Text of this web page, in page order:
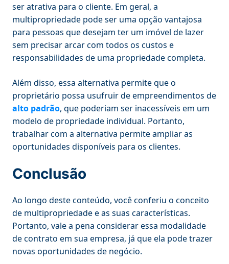
ser atrativa para o cliente. Em geral, a
multipropriedade pode ser uma opção vantajosa
para pessoas que desejam ter um imóvel de lazer
sem precisar arcar com todos os custos e
responsabilidades de uma propriedade completa.
Além disso, essa alternativa permite que o
proprietário possa usufruir de empreendimentos de
alto padrão, que poderiam ser inacessíveis em um
modelo de propriedade individual. Portanto,
trabalhar com a alternativa permite ampliar as
oportunidades disponíveis para os clientes.
Conclusão
Ao longo deste conteúdo, você conferiu o conceito
de multipropriedade e as suas características.
Portanto, vale a pena considerar essa modalidade
de contrato em sua empresa, já que ela pode trazer
novas oportunidades de negócio.